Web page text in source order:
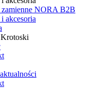
zamienne NORA B2B
akcesoria